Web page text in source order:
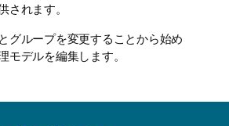
されます。
グループを変更することから始め
モデルを編集します。